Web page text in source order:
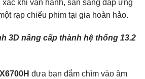
xác khi vận hành, sẵn sàng đáp ứng
rạp chiếu phim tại gia hoàn hảo.
3D nâng cấp thành hệ thống 13.2
đưa bạn đắm chìm vào âm